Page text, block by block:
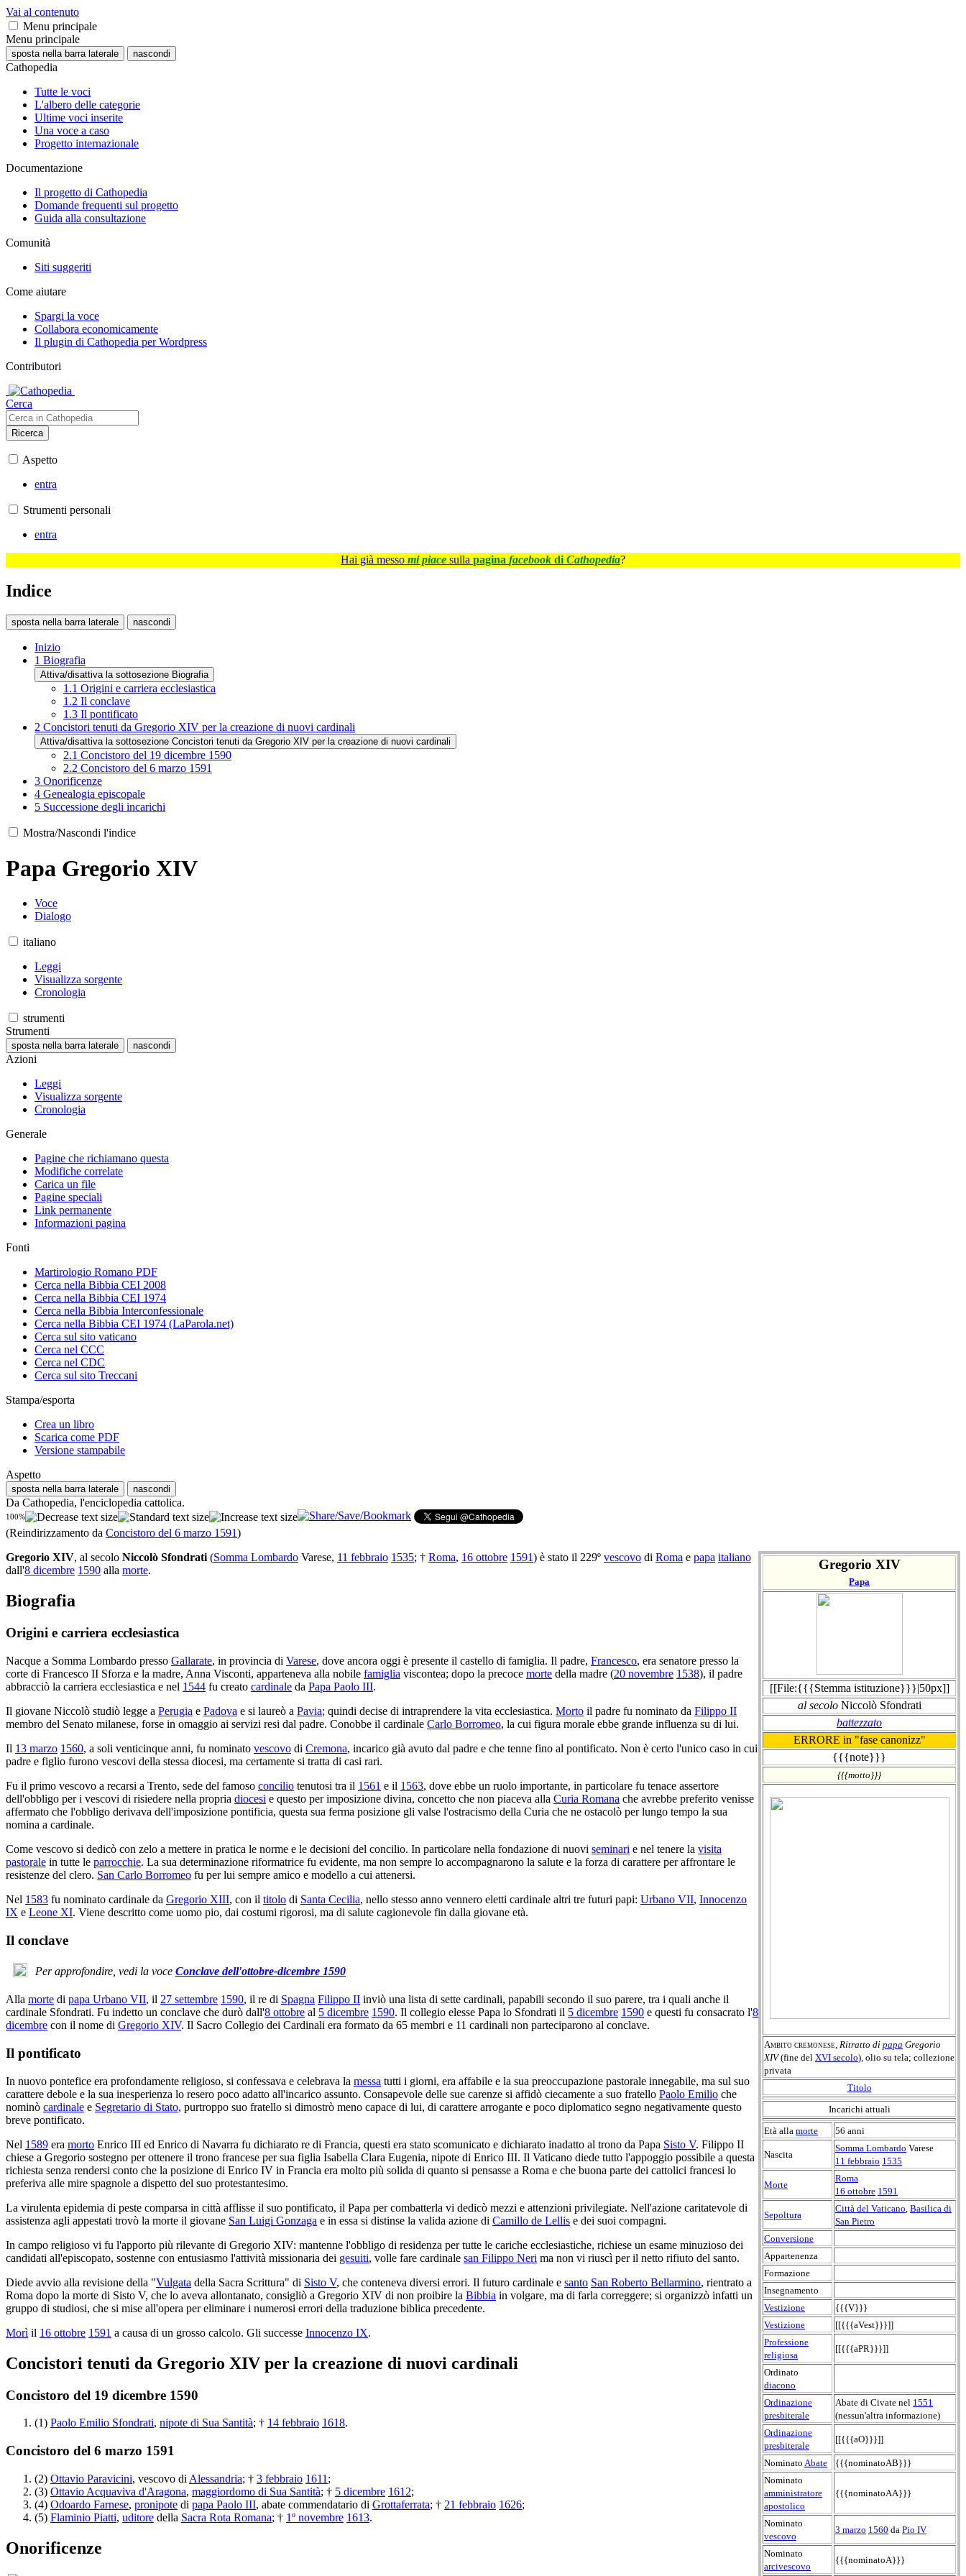
Vai al contenuto
Menu principale
Menu principale
sposta nella barra laterale nascondi
Cathopedia
Tutte le voci
L'albero delle categorie
Ultime voci inserite
Una voce a caso
Progetto internazionale
Documentazione
Il progetto di Cathopedia
Domande frequenti sul progetto
Guida alla consultazione
Comunità
Siti suggeriti
Come aiutare
Spargi la voce
Collabora economicamente
Il plugin di Cathopedia per Wordpress
Contributori
Cerca
Ricerca
Aspetto
entra
Strumenti personali
entra
Hai già messo mi piace sulla pagina facebook di Cathopedia?
Indice
sposta nella barra laterale nascondi
Inizio
1 Biografia
Attiva/disattiva la sottosezione Biografia
1.1 Origini e carriera ecclesiastica
1.2 Il conclave
1.3 Il pontificato
2 Concistori tenuti da Gregorio XIV per la creazione di nuovi cardinali
Attiva/disattiva la sottosezione Concistori tenuti da Gregorio XIV per la creazione di nuovi cardinali
2.1 Concistoro del 19 dicembre 1590
2.2 Concistoro del 6 marzo 1591
3 Onorificenze
4 Genealogia episcopale
5 Successione degli incarichi
Mostra/Nascondi l'indice
Papa Gregorio XIV
Voce
Dialogo
italiano
Leggi
Visualizza sorgente
Cronologia
strumenti
Strumenti
sposta nella barra laterale nascondi
Azioni
Leggi
Visualizza sorgente
Cronologia
Generale
Pagine che richiamano questa
Modifiche correlate
Carica un file
Pagine speciali
Link permanente
Informazioni pagina
Fonti
Martirologio Romano PDF
Cerca nella Bibbia CEI 2008
Cerca nella Bibbia CEI 1974
Cerca nella Bibbia Interconfessionale
Cerca nella Bibbia CEI 1974 (LaParola.net)
Cerca sul sito vaticano
Cerca nel CCC
Cerca nel CDC
Cerca sul sito Treccani
Stampa/esporta
Crea un libro
Scarica come PDF
Versione stampabile
Aspetto
sposta nella barra laterale nascondi
Da Cathopedia, l'enciclopedia cattolica.
100%
(Reindirizzamento da Concistoro del 6 marzo 1591)
Gregorio XIV
Papa
[[File:{{{Stemma istituzione}}}|50px]]
al secoloNiccolò Sfondrati
battezzato
ERRORE in "fase canonizz"
{{{note}}}
{{{motto}}}
Ambito cremonese, Ritratto di papa Gregorio
XIV(fine del XVI secolo), olio su tela; collezione
privata
Titolo
Incarichi attuali
Età alla morte 56 anni
Nascita
Somma Lombardo Varese
11 febbraio 1535
Morte
Roma
16 ottobre 1591
Sepoltura
Città del Vaticano, Basilica di
San Pietro
Conversione
Appartenenza
Formazione
Insegnamento
Vestizione
{{{V}}}
Vestizione
[[{{{aVest}}}]]
Professione
religiosa
[[{{{aPR}}}]]
Ordinato
diacono
Ordinazione
presbiterale
Abate di Civate nel 1551
(nessun'altra informazione)
Ordinazione
presbiterale
[[{{{aO}}}]]
Nominato Abate
{{{nominatoAB}}}
Nominato
amministratore
apostolico
{{{nominatoAA}}}
Nominato
vescovo
3 marzo 1560 da Pio IV
Nominato
arcivescovo
{{{nominatoA}}}
Gregorio XIV, al secolo Niccolò Sfondrati (Somma Lombardo Varese, 11 febbraio 1535; † Roma, 16 ottobre 1591) è stato il 229º vescovo di Roma e papa italiano
dall'8 dicembre 1590 alla morte.
Biografia
Origini e carriera ecclesiastica
Nacque a Somma Lombardo presso Gallarate, in provincia di Varese, dove ancora oggi è presente il castello di famiglia. Il padre, Francesco, era senatore presso la
corte di Francesco II Sforza e la madre, Anna Visconti, apparteneva alla nobile famiglia viscontea; dopo la precoce morte della madre (20 novembre 1538), il padre
abbracciò la carriera ecclesiastica e nel 1544 fu creato cardinale da Papa Paolo III.
Il giovane Niccolò studiò legge a Perugia e Padova e si laureò a Pavia; quindi decise di intraprendere la vita ecclesiastica. Morto il padre fu nominato da Filippo II
membro del Senato milanese, forse in omaggio ai servizi resi dal padre. Conobbe il cardinale Carlo Borromeo, la cui figura morale ebbe grande influenza su di lui.
Il 13 marzo 1560, a soli venticinque anni, fu nominato vescovo di Cremona, incarico già avuto dal padre e che tenne fino al pontificato. Non è certo l'unico caso in cui
padre e figlio furono vescovi della stessa diocesi, ma certamente si tratta di casi rari.
Fu il primo vescovo a recarsi a Trento, sede del famoso concilio tenutosi tra il 1561 e il 1563, dove ebbe un ruolo importante, in particolare fu tenace assertore
dell'obbligo per i vescovi di risiedere nella propria diocesi e questo per imposizione divina, concetto che non piaceva alla Curia Romana che avrebbe preferito venisse
affermato che l'obbligo derivava dell'imposizione pontificia, questa sua ferma posizione gli valse l'ostracismo della Curia che ne ostacolò per lungo tempo la sua
nomina a cardinale.
Come vescovo si dedicò con zelo a mettere in pratica le norme e le decisioni del concilio. In particolare nella fondazione di nuovi seminari e nel tenere la visita
pastorale in tutte le parrocchie. La sua determinazione riformatrice fu evidente, ma non sempre lo accompagnarono la salute e la forza di carattere per affrontare le
resistenze del clero. San Carlo Borromeo fu per lui sempre amico e modello a cui attenersi.
Nel 1583 fu nominato cardinale da Gregorio XIII, con il titolo di Santa Cecilia, nello stesso anno vennero eletti cardinale altri tre futuri papi: Urbano VII, Innocenzo
IX e Leone XI. Viene descritto come uomo pio, dai costumi rigorosi, ma di salute cagionevole fin dalla giovane età.
Il conclave
Per approfondire, vedi la voce Conclave dell'ottobre-dicembre 1590
Alla morte di papa Urbano VII, il 27 settembre 1590, il re di Spagna Filippo II inviò una lista di sette cardinali, papabili secondo il suo parere, tra i quali anche il
cardinale Sfondrati. Fu indetto un conclave che durò dall'8 ottobre al 5 dicembre 1590. Il collegio elesse Papa lo Sfondrati il 5 dicembre 1590 e questi fu consacrato l'8
dicembre con il nome di Gregorio XIV. Il Sacro Collegio dei Cardinali era formato da 65 membri e 11 cardinali non parteciparono al conclave.
Il pontificato
In nuovo pontefice era profondamente religioso, si confessava e celebrava la messa tutti i giorni, era affabile e la sua preoccupazione pastorale innegabile, ma sul suo
carattere debole e la sua inesperienza lo resero poco adatto all'incarico assunto. Consapevole delle sue carenze si affidò ciecamente a suo fratello Paolo Emilio che
nominò cardinale e Segretario di Stato, purtroppo suo fratello si dimostrò meno capace di lui, di carattere arrogante e poco diplomatico segno negativamente questo
breve pontificato.
Nel 1589 era morto Enrico III ed Enrico di Navarra fu dichiarato re di Francia, questi era stato scomunicato e dichiarato inadatto al trono da Papa Sisto V. Filippo II
chiese a Gregorio sostegno per ottenere il trono francese per sua figlia Isabella Clara Eugenia, nipote di Enrico III. Il Vaticano diede tutto l'appoggio possibile a questa
richiesta senza rendersi conto che la posizione di Enrico IV in Francia era molto più solida di quanto si pensasse a Roma e che buona parte dei cattolici francesi lo
preferiva alle mire spagnole a dispetto del suo protestantesimo.
La virulenta epidemia di peste comparsa in città afflisse il suo pontificato, il Papa per combatterla vi dedicò mezzi e attenzioni privilegiate. Nell'azione caritatevole di
assistenza agli appestati trovò la morte il giovane San Luigi Gonzaga e in essa si distinse la valida azione di Camillo de Lellis e dei suoi compagni.
In campo religioso vi fu l'apporto più rilevante di Gregorio XIV: mantenne l'obbligo di residenza per tutte le cariche ecclesiastiche, richiese un esame minuzioso dei
candidati all'episcopato, sostenne con entusiasmo l'attività missionaria dei gesuiti, volle fare cardinale san Filippo Neri ma non vi riuscì per il netto rifiuto del santo.
Diede avvio alla revisione della "Vulgata della Sacra Scrittura" di Sisto V, che conteneva diversi errori. Il futuro cardinale e santo San Roberto Bellarmino, rientrato a
Roma dopo la morte di Sisto V, che lo aveva allontanato, consigliò a Gregorio XIV di non proibire la Bibbia in volgare, ma di farla correggere; si organizzò infatti un
gruppo di studiosi, che si mise all'opera per eliminare i numerosi errori della traduzione biblica precedente.
Morì il 16 ottobre 1591 a causa di un grosso calcolo. Gli successe Innocenzo IX.
Concistori tenuti da Gregorio XIV per la creazione di nuovi cardinali
Concistoro del 19 dicembre 1590
(1) Paolo Emilio Sfondrati, nipote di Sua Santità; † 14 febbraio 1618.
Concistoro del 6 marzo 1591
(2) Ottavio Paravicini, vescovo di Alessandria; † 3 febbraio 1611 ;
(3) Ottavio Acquaviva d'Aragona, maggiordomo di Sua Santità; † 5 dicembre 1612;
(4) Odoardo Farnese, pronipote di papa Paolo III, abate commendatario di Grottaferrata; † 21 febbraio 1626;
(5) Flaminio Piatti, uditore della Sacra Rota Romana; † 1º novembre 1613.
Onorificenze